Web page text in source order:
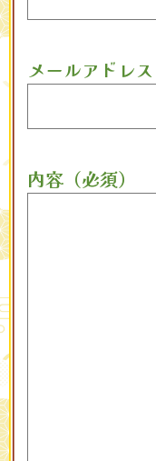
メールアドレス
内容（必須）